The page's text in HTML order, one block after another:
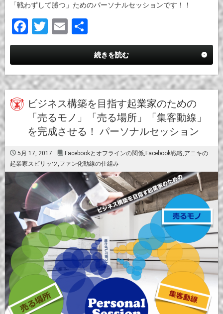
「戦わずして勝つ」ためのパーソナルセッションです！！
F
a
ce
b
o
o
k
T
wi
tt
er
E
m
ail
有
続きを読む
ビジネス構築を目指す起業家のための
「売るモノ」「売る場所」「集客動線」
を完成させる！ パーソナルセッション
5月 17, 2017 Facebookとオフラインの関係, Facebook戦略,アニキの
起業家スピリッツ,ファン化動線の仕組み